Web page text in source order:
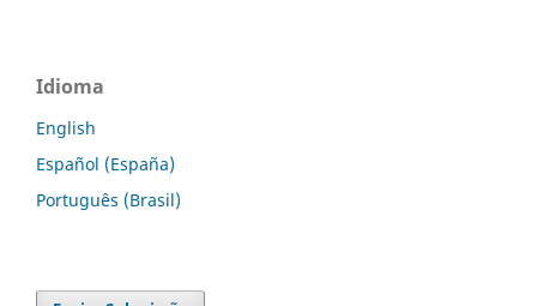
Idioma
English
Español (España)
Português (Brasil)